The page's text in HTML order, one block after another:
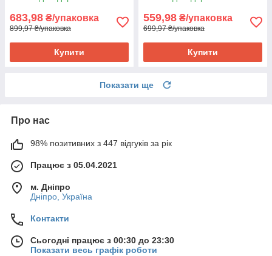
шт/1 уп)
683,98 ₴/упаковка
899,97 ₴/упаковка
Купити
559,98 ₴/упаковка
699,97 ₴/упаковка
Купити
Показати ще
Про нас
98% позитивних з 447 відгуків за рік
Працює з 05.04.2021
м. Дніпро
Дніпро, Україна
Контакти
Сьогодні працює з 00:30 до 23:30
Показати весь графік роботи